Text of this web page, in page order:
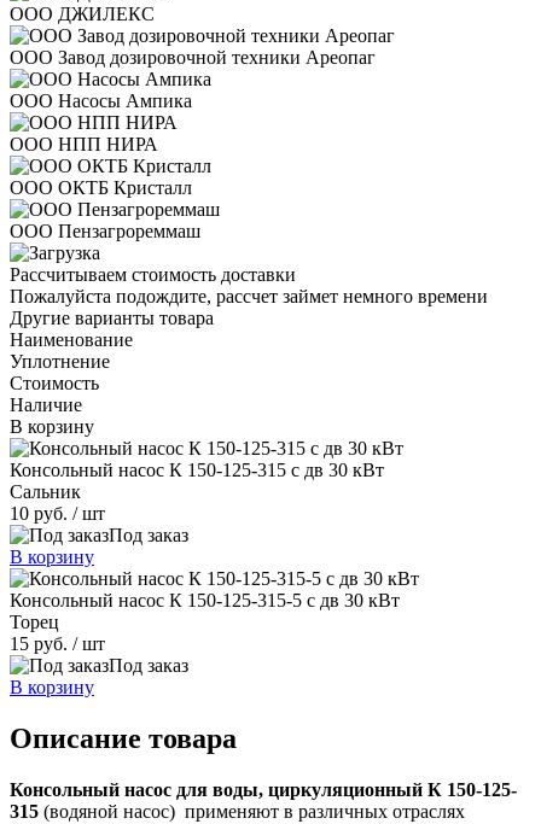
ООО ДЖИЛЕКС
ООО Завод дозировочной техники Ареопаг
ООО Насосы Ампика
ООО НПП НИРА
ООО ОКТБ Кристалл
ООО Пензагрореммаш
Рассчитываем стоимость доставки
Пожалуйста подождите, рассчет займет немного времени
Другие варианты товара
Наименование
Уплотнение
Стоимость
Наличие
В корзину
Консольный насос К 150-125-315 с дв 30 кВт
Сальник
10 руб. / шт
Под заказ
В корзину
Консольный насос К 150-125-315-5 с дв 30 кВт
Торец
15 руб. / шт
Под заказ
В корзину
Описание товара
Консольный насос для воды, циркуляционный К 150-125-
315 (водяной насос) применяют в различных отраслях